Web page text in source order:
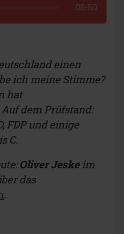
06:50
einen
ich meine Stimme?
hat
dem Prüfstand:
FDP und einige
C.
Oliver Jeskeim
das
.